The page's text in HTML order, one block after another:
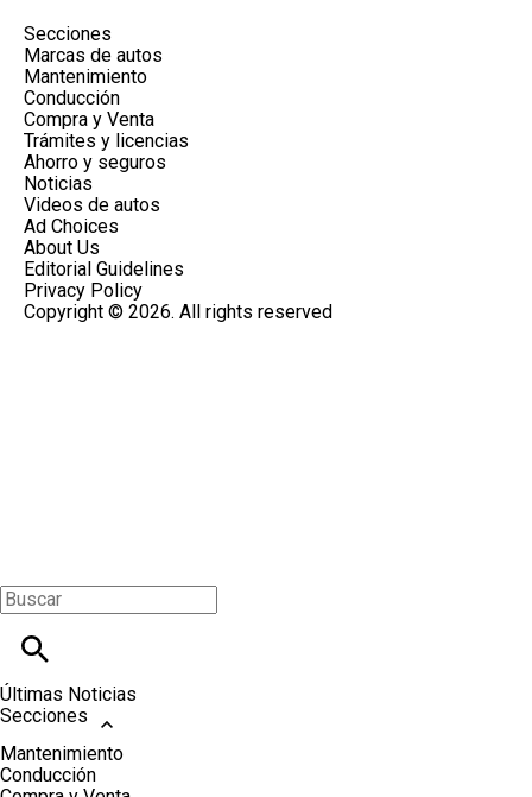
Secciones
Marcas de autos
Mantenimiento
Conducción
Compra y Venta
Trámites y licencias
Ahorro y seguros
Noticias
Videos de autos
Ad Choices
About Us
Editorial Guidelines
Privacy Policy
Copyright © 2026. All rights reserved
Últimas Noticias
Secciones
Mantenimiento
Conducción